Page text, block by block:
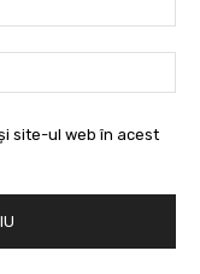
site-ul web în acest